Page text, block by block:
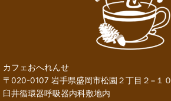
カフェおへれんせ
〒020-0107 岩手県盛岡市松園２丁目２−１０
臼井循環器呼吸器内科敷地内